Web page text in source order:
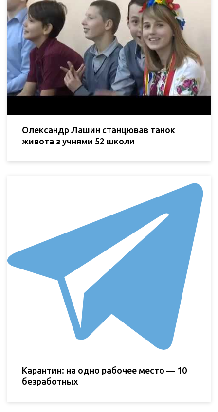
Олександр Лашин станцював танок
живота з учнями 52 школи
Карантин: на одно рабочее место — 10
безработных